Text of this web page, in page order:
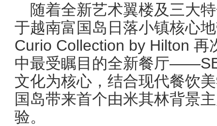
随着全新艺术翼楼及三大
于越南富国岛日落小镇核心
Curio Collection by Hilton 再
中最受瞩目的全新餐厅
文化为核心，结合现代餐饮
国岛带来首个由米其林背景
验。